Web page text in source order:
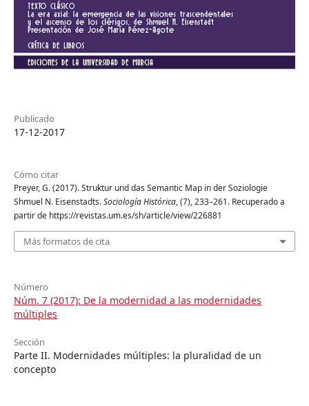
Publicado
17-12-2017
Cómo citar
Preyer, G. (2017). Struktur und das Semantic Map in der Soziologie
Shmuel N. Eisenstadts.Sociología Histórica, (7), 233–261. Recuperado a
partir de https://revistas.um.es/sh/article/view/226881
Más formatos de cita
Número
Núm. 7 (2017): De la modernidad a las modernidades
múltiples
Sección
Parte II. Modernidades múltiples: la pluralidad de un
concepto